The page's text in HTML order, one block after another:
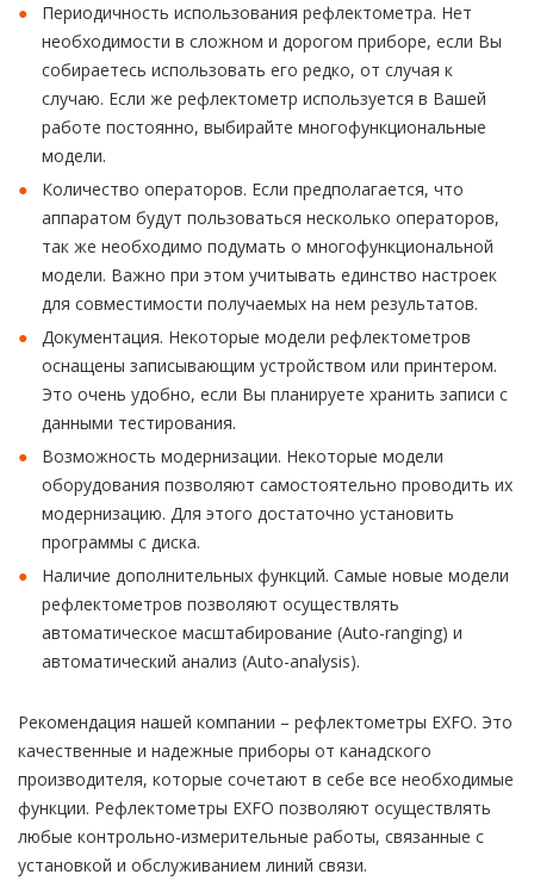
Периодичность использования рефлектометра. Нет
необходимости в сложном и дорогом приборе, если Вы
собираетесь использовать его редко, от случая к
случаю. Если же рефлектометр используется в Вашей
работе постоянно, выбирайте многофункциональные
модели.
Количество операторов. Если предполагается, что
аппаратом будут пользоваться несколько операторов,
так же необходимо подумать о многофункциональной
модели. Важно при этом учитывать единство настроек
для совместимости получаемых на нем результатов.
Документация. Некоторые модели рефлектометров
оснащены записывающим устройством или принтером.
Это очень удобно, если Вы планируете хранить записи с
данными тестирования.
Возможность модернизации. Некоторые модели
оборудования позволяют самостоятельно проводить их
модернизацию. Для этого достаточно установить
программы с диска.
Наличие дополнительных функций. Самые новые модели
рефлектометров позволяют осуществлять
автоматическое масштабирование (Auto-ranging) и
автоматический анализ (Auto-analysis).
Рекомендация нашей компании – рефлектометры EXFO. Это
качественные и надежные приборы от канадского
производителя, которые сочетают в себе все необходимые
функции. Рефлектометры EXFO позволяют осуществлять
любые контрольно-измерительные работы, связанные с
установкой и обслуживанием линий связи.